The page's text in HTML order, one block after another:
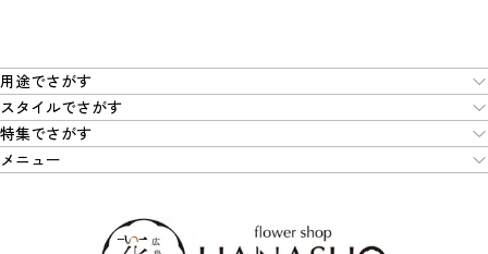
用途でさがす
スタイルでさがす
特集でさがす
メニュー